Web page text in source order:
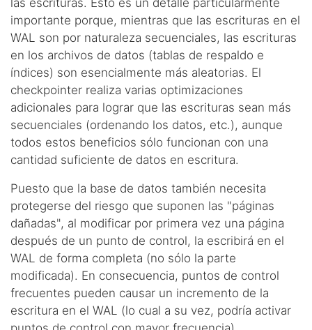
importante porque, mientras que las escrituras en el
WAL son por naturaleza secuenciales, las escrituras
en los archivos de datos (tablas de respaldo e
índices) son esencialmente más aleatorias. El
checkpointer realiza varias optimizaciones
adicionales para lograr que las escrituras sean más
secuenciales (ordenando los datos, etc.), aunque
todos estos beneficios sólo funcionan con una
cantidad suficiente de datos en escritura.
Puesto que la base de datos también necesita
protegerse del riesgo que suponen las "páginas
dañadas", al modificar por primera vez una página
después de un punto de control, la escribirá en el
WAL de forma completa (no sólo la parte
modificada). En consecuencia, puntos de control
frecuentes pueden causar un incremento de la
escritura en el WAL (lo cual a su vez, podría activar